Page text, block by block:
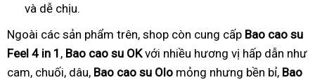
và dễ chịu.
Ngoài các sản phẩm trên, shop còn cung cấp Bao cao su
Feel 4 in 1 , Bao cao su OKvới nhiều hương vị hấp dẫn như
cam, chuối, dâu, Bao cao su Olo mỏng nhưng bền bỉ, Bao